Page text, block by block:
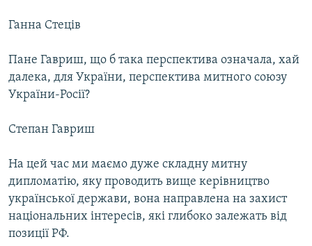
Ганна Стеців
Пане Гавриш, що б така перспектива означала, хай
далека, для України, перспектива митного союзу
України-Росії?
Степан Гавриш
На цей час ми маємо дуже складну митну
дипломатію, яку проводить вище керівництво
української держави, вона направлена на захист
національних інтересів, які глибоко залежать від
позиції РФ.